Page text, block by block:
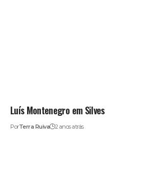
Luís Montenegro em Silves
PorTerra Ruiva 2 anos atrás